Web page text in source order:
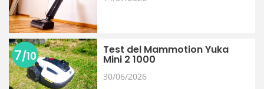
Test del Mammotion Yuka
Mini 2 1000
30/06/2026
7/10